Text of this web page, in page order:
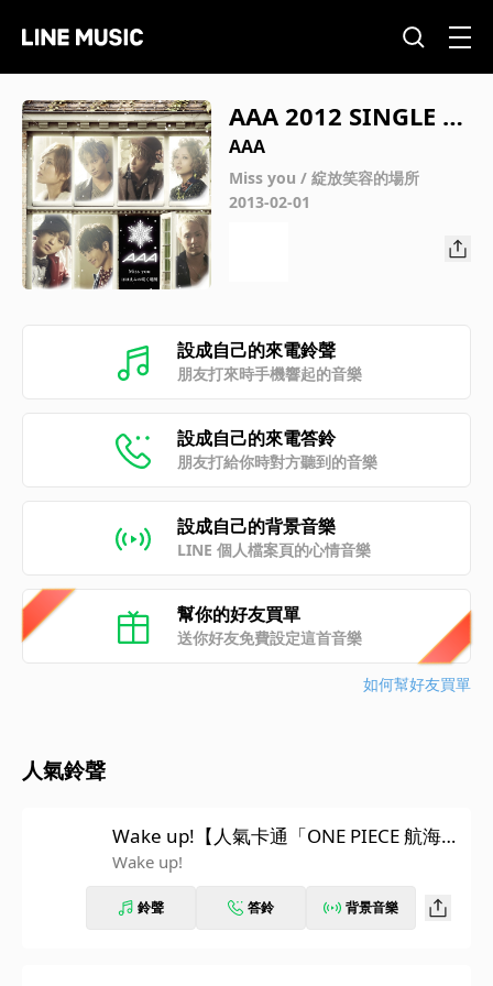
AAA 2012 SINGLE M
EGA MIX (777 ～We
can sing a song!～ -
SAILING - Still Love
AAA
Miss you / 綻放笑容的場所
2013-02-01
設成自己的來電鈴聲
朋友打來時手機響起的音樂
設成自己的來電答鈴
朋友打給你時對方聽到的音樂
設成自己的背景音樂
LINE 個人檔案頁的心情音樂
幫你的好友買單
送你好友免費設定這首音樂
如何幫好友買單
人氣鈴聲
Wake up!【人氣卡通「ONE PIECE 航海
王」主題曲】
Wake up!
鈴聲 答鈴 背景音樂